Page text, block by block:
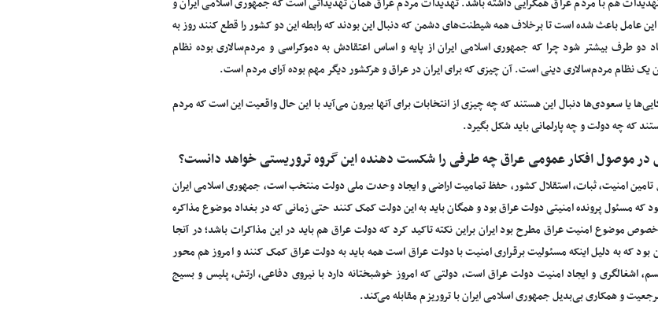
هم با مردم عراق همگرایی داشته باشد. تهدیدات مردم عراق همان تهدیداتی است که جمهوری اسلامی ایران و
عامل باعث شده است تا برخلاف همه شیطنت‌های دشمن که دنبال این بودند که رابطه این دو کشور را قطع کنند روز به
دو طرف بیشتر ‌شود چرا که جمهوری اسلامی ایران از پایه و اساس اعتقادش به دموکراسی و مردم‌سالاری بوده نظام
یک نظام مردم‌سالاری دینی است. آن چیزی که برای ایران در عراق و هرکشور دیگر مهم بوده آرای مردم است.
یا سعودی‌ها دنبال این هستند که چه چیزی از انتخابات برای آنها بیرون می‌‌آید با این حال واقعیت این است که مردم
که چه دولت و چه پارلمانی باید شکل بگیرد.
موصول افکار عمومی عراق چه طرفی را شکست دهنده این گروه تروریستی خواهد دانست؟
امنیت، ثبات، استقلال کشور، حفظ تمامیت اراضی و ایجاد وحدت ملی دولت منتخب است، جمهوری اسلامی ایران
بود که مسئول پرونده امنیتی دولت عراق بود و همگان باید به این دولت کمک کنند حتی زمانی که در بغداد موضوع مذاکره
خصوص موضوع امنیت عراق مطرح بود ایران براین نکته تاکید کرد که دولت عراق هم باید در این مذاکرات باشد؛ در آنجا
بود که به دلیل اینکه مسئولیت برقراری امنیت با دولت عراق است همه باید به دولت عراق کمک کنند و امروز هم محور
اشغالگری و ایجاد امنیت دولت عراق است، دولتی که امروز خوشبختانه دارد با نیروی دفاعی، ارتش، پلیس و بسیج
و همکاری بی‌بدیل جمهوری اسلامی ایران با تروریزم مقابله می‌کند.